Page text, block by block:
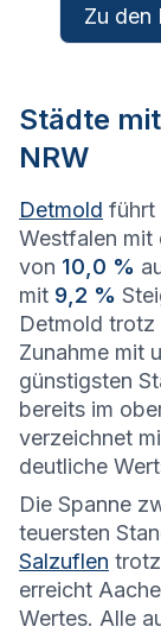
Zu den
Städte
NRW
Detmold führt
Westfalen mit
von 10,0 %
mit 9,2 %
Detmold trotz
Zunahme mit
günstigsten
bereits im
verzeichnet
deutliche
Die Spanne
teuersten
Salzuflen trotz
erreicht
Wertes. Alle